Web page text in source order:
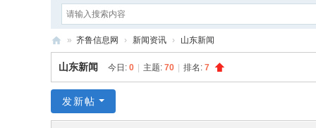
鲁
息
» 齐鲁信息网 › 新闻资讯 › 山东新闻
山东新闻 今日: 0 主题: 70 排名: 7
发新帖